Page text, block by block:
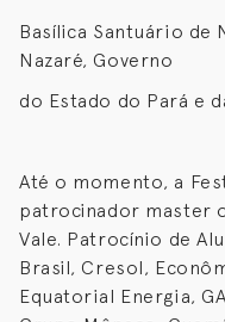
Basílica Santuário de
Nazaré, Governo
do Estado do Pará e
Até o momento, a
patrocinador master
Vale. Patrocínio de
Brasil, Cresol,
Equatorial Energia,